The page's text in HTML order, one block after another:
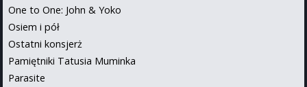
One to One: John & Yoko
Osiem i pół
Ostatni konsjerż
Pamiętniki Tatusia Muminka
Parasite